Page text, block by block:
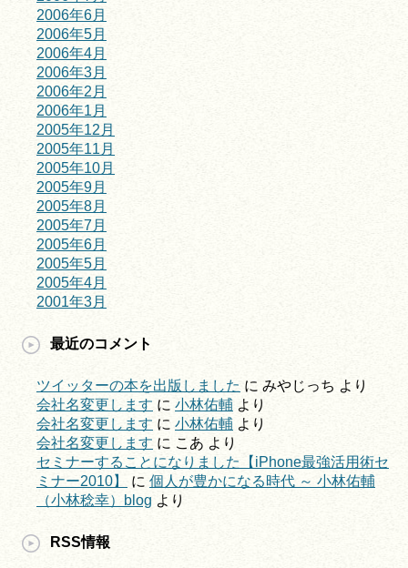
2006年6月
2006年5月
2006年4月
2006年3月
2006年2月
2006年1月
2005年12月
2005年11月
2005年10月
2005年9月
2005年8月
2005年7月
2005年6月
2005年5月
2005年4月
2001年3月
最近のコメント
ツイッターの本を出版しました に みやじっち より
会社名変更します に 小林佑輔 より
会社名変更します に 小林佑輔 より
会社名変更します に こあ より
セミナーすることになりました【iPhone最強活用術セ
ミナー2010】
に 個人が豊かになる時代 ～ 小林佑輔
（小林稔幸）blog より
RSS情報